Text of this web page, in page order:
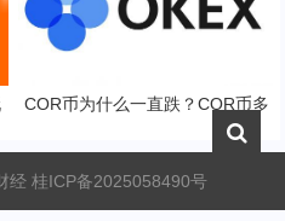
COR币为什么一直跌？COR币多
经桂ICP备2025058490号